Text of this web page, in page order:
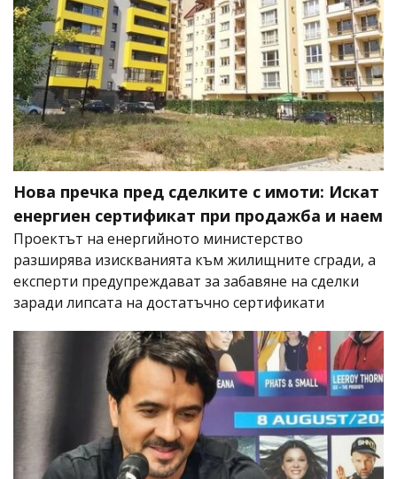
Нова пречка пред сделките с имоти: Искат
енергиен сертификат при продажба и наем
Проектът на енергийното министерство
разширява изискванията към жилищните сгради, а
експерти предупреждават за забавяне на сделки
заради липсата на достатъчно сертификати